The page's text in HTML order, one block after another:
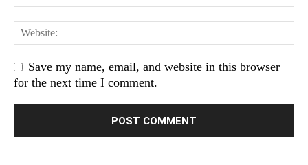
Save my name, email, and website in this browser
for the next time I comment.